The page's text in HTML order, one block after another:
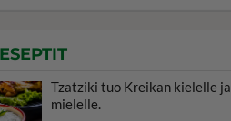
Tzatziki tuo Kreikan kielelle ja
mielelle.